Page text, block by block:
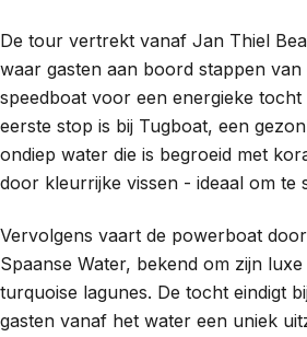
De tour vertrekt vanaf Jan Thiel
waar gasten aan boord stappen van
speedboat voor een energieke tocht
eerste stop is bij Tugboat, een
ondiep water die is begroeid met
door kleurrijke vissen - ideaal om te
Vervolgens vaart de powerboat
Spaanse Water, bekend om zijn luxe
turquoise lagunes. De tocht eindigt
gasten vanaf het water een uniek